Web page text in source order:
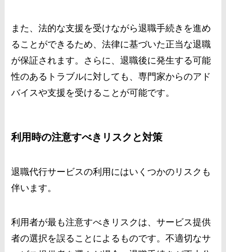
また、法的な支援を受けながら退職手続きを進め
ることができるため、法律に基づいた正当な退職
が保証されます。さらに、退職後に発生する可能
性のあるトラブルに対しても、専門家からのアド
バイスや支援を受けることが可能です。
利用時の注意すべきリスクと対策
退職代行サービスの利用にはいくつかのリスクも
伴います。
利用者が最も注意すべきリスクは、サービス提供
者の選択を誤ることによるものです。不適切なサ